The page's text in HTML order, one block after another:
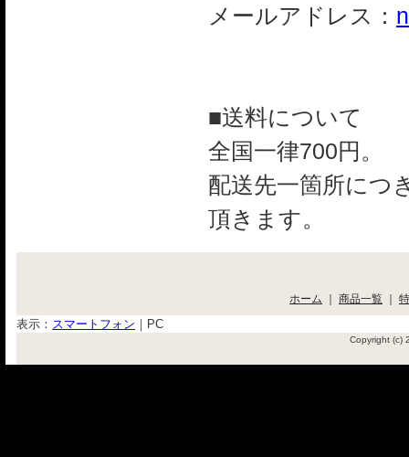
メールアドレス：
■送料について
全国一律700円。
配送先一箇所につ
頂きます。
ホーム ｜ 商品一覧 ｜
表示： スマートフォン ｜ PC
Copyright (c)